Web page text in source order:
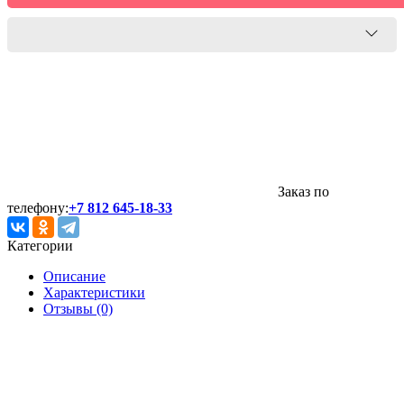
Заказ по
телефону:+7 812 645-18-33
Категории
Описание
Характеристики
Отзывы (0)